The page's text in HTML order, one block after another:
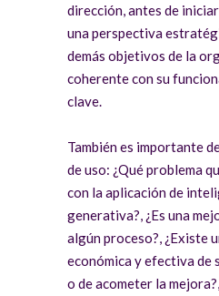
dirección, antes de
una perspectiva
demás objetivos de la
coherente con su
clave.
También es importante
de uso: ¿Qué problema
con la aplicación de
generativa?, ¿Es una
algún proceso?, ¿Existe
económica y efectiva de
o de acometer la